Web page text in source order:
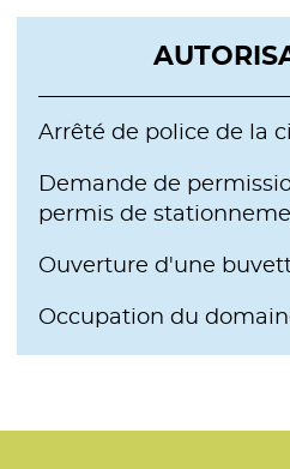
Arrêté de police de la
Demande de
permis de
Ouverture d'une
Occupation du